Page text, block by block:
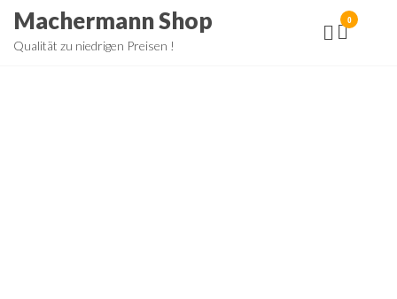
ZumMachermann Shop
Qualität zu niedrigen Preisen !
0